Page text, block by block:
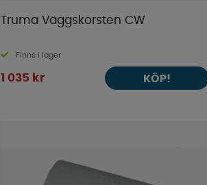
Truma Väggskorsten CW
Finns i lager
1 035 kr KÖP!